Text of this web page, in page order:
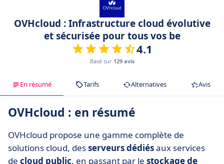
OVHcloud : Infrastructure cloud évolutive
et sécurisée pour tous vos be
4.1
Basé sur 129 avis
En résumé Tarifs Alternatives Avis
OVHcloud : en résumé
OVHcloud propose une gamme complète de
solutions cloud, desserveurs dédiésaux services
de cloud public, en passant par le stockage de